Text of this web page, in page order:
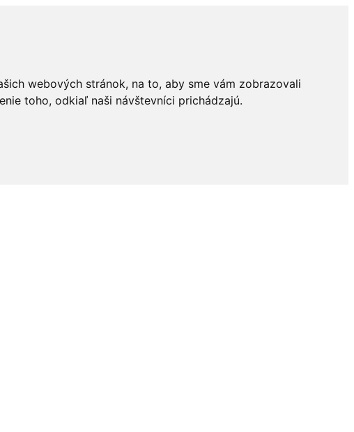
webových stránok, na to, aby sme vám zobrazovali
toho, odkiaľ naši návštevníci prichádzajú.